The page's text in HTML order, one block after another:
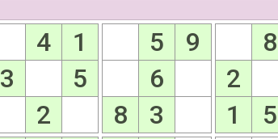
4 1 5 9
8
3
5 6
2
2
8 3 1 5